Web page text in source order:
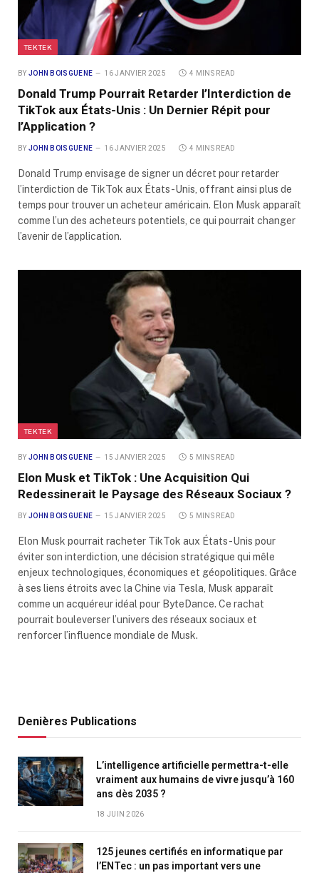
TEKTEK
BY JOHN BOISGUENE 16 JANVIER 2025 4 MINS READ
Donald Trump Pourrait Retarder l’Interdiction de
TikTok aux États-Unis : Un Dernier Répit pour
l’Application ?
BY JOHN BOISGUENE 16 JANVIER 2025 4 MINS READ
Donald Trump envisage de signer un décret pour retarder
l’interdiction de TikTok aux États-Unis, offrant ainsi plus de
temps pour trouver un acheteur américain. Elon Musk apparaît
comme l’un des acheteurs potentiels, ce qui pourrait changer
l’avenir de l’application.
TEKTEK
BY JOHN BOISGUENE 15 JANVIER 2025 5 MINS READ
Elon Musk et TikTok : Une Acquisition Qui
Redessinerait le Paysage des Réseaux Sociaux ?
BY JOHN BOISGUENE 15 JANVIER 2025 5 MINS READ
Elon Musk pourrait racheter TikTok aux États-Unis pour
éviter son interdiction, une décision stratégique qui mêle
enjeux technologiques, économiques et géopolitiques. Grâce
à ses liens étroits avec la Chine via Tesla, Musk apparaît
comme un acquéreur idéal pour ByteDance. Ce rachat
pourrait bouleverser l’univers des réseaux sociaux et
renforcer l’influence mondiale de Musk.
Denières Publications
L’intelligence artificielle permettra-t-elle
vraiment aux humains de vivre jusqu’à 160
ans dès 2035 ?
18 JUIN 2026
125 jeunes certifiés en informatique par
l’ENTec : un pas important vers une